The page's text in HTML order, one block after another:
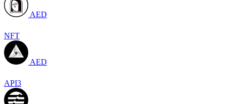
AED
NFT
AED
API3